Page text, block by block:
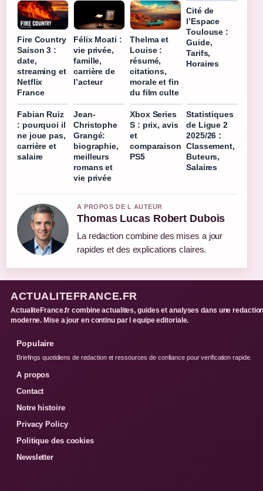
Fire Country
Saison 3 :
date,
streaming et
Netflix
France
Félix Moati :
vie privée,
famille,
carrière de
l’acteur
Thelma et
Louise :
résumé,
citations,
morale et fin
du film culte
Cité de
l’Espace
Toulouse :
Guide,
Tarifs,
Horaires
Fabian Ruiz
: pourquoi il
ne joue pas,
carrière et
salaire
Jean-
Christophe
Grangé:
biographie,
meilleurs
romans et
vie privée
Xbox Series
S : prix, avis
et
comparaison
PS5
Statistiques
de Ligue 2
2025/26 :
Classement,
Buteurs,
Salaires
A PROPOS DE L AUTEUR
Thomas Lucas Robert Dubois
La redaction combine des mises a jour
rapides et des explications claires.
ACTUALITEFRANCE.FR
ActualiteFrance.fr combine actualites, guides et analyses dans une
moderne. Mise a jour en continu par l equipe editoriale.
Populaire
Briefings quotidiens de redaction et ressources de confiance pour verification rapide.
A propos
Contact
Notre histoire
Privacy Policy
Politique des cookies
Newsletter